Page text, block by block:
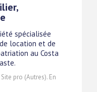
spécialisée
location et de
au Costa
Site pro (Autres). En